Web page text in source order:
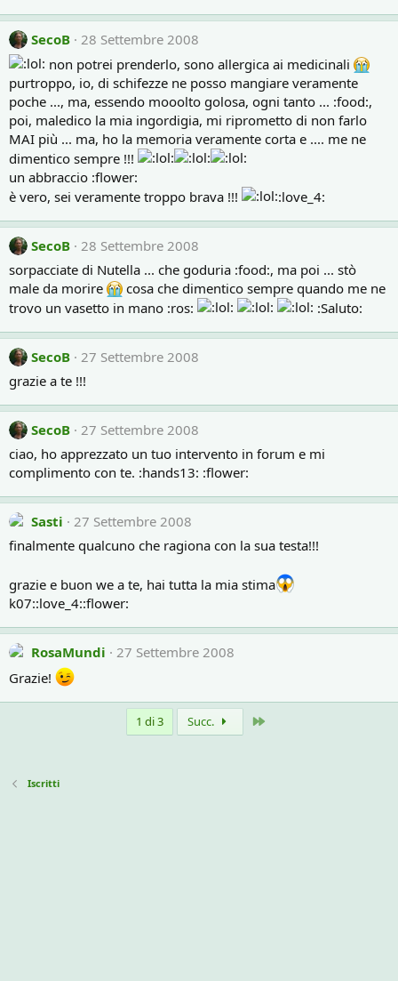
SecoB 28 Settembre 2008
non potrei prenderlo, sono allergica ai medicinali
purtroppo, io, di schifezze ne posso mangiare veramente
poche ..., ma, essendo mooolto golosa, ogni tanto ... :food:,
poi, maledico la mia ingordigia, mi riprometto di non farlo
MAI più ... ma, ho la memoria veramente corta e .... me ne
dimentico sempre !!!
un abbraccio :flower:
è vero, sei veramente troppo brava !!!
:love_4:
SecoB 28 Settembre 2008
sorpacciate di Nutella ... che goduria :food:, ma poi ... stò
male da morire
cosa che dimentico sempre quando me ne
trovo un vasetto in mano :ros:
:Saluto:
SecoB 27 Settembre 2008
grazie a te !!!
SecoB 27 Settembre 2008
ciao, ho apprezzato un tuo intervento in forum e mi
complimento con te. :hands13: :flower:
Sasti
27 Settembre 2008
finalmente qualcuno che ragiona con la sua testa!!!
grazie e buon we a te, hai tutta la mia stima
k07::love_4::flower:
RosaMundi
27 Settembre 2008
Grazie!
1 di 3 Succ.
Iscritti